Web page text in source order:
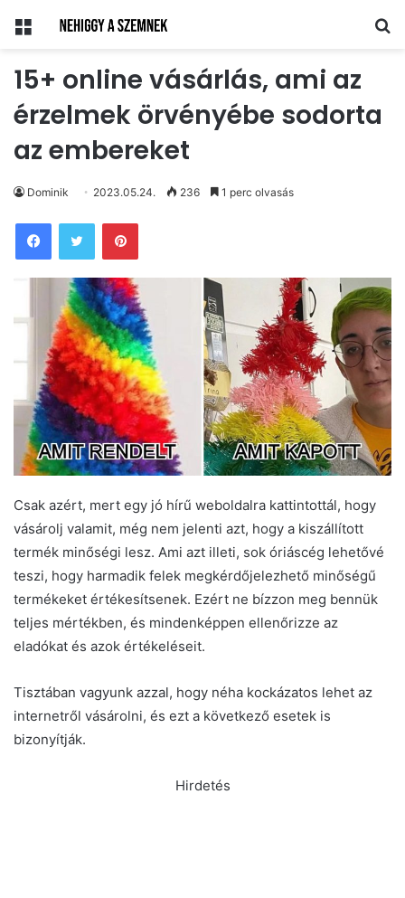
Menü
15+ online vásárlás, ami az
érzelmek örvényébe sodorta
az embereket
Dominik 2023.05.24. 236 1 perc olvasás
Pinterest
Csak azért, mert egy jó hírű weboldalra kattintottál, hogy
vásárolj valamit, még nem jelenti azt, hogy a kiszállított
termék minőségi lesz. Ami azt illeti, sok óriáscég lehetővé
teszi, hogy harmadik felek megkérdőjelezhető minőségű
termékeket értékesítsenek. Ezért ne bízzon meg bennük
teljes mértékben, és mindenképpen ellenőrizze az
eladókat és azok értékeléseit.
Tisztában vagyunk azzal, hogy néha kockázatos lehet az
internetről vásárolni, és ezt a következő esetek is
bizonyítják.
Hirdetés